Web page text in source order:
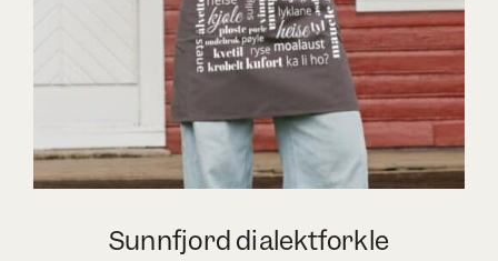
Sunnfjord dialektforkle